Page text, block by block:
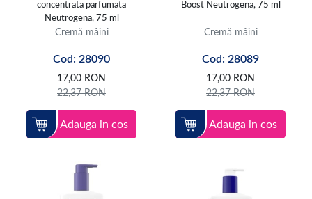
concentrata parfumata
Neutrogena, 75 ml
Cremă mâini
Cod: 28090
17,00 RON
22,37RON
Adauga in cos
Boost Neutrogena, 75 ml
Cremă mâini
Cod: 28089
17,00 RON
22,37RON
Adauga in cos